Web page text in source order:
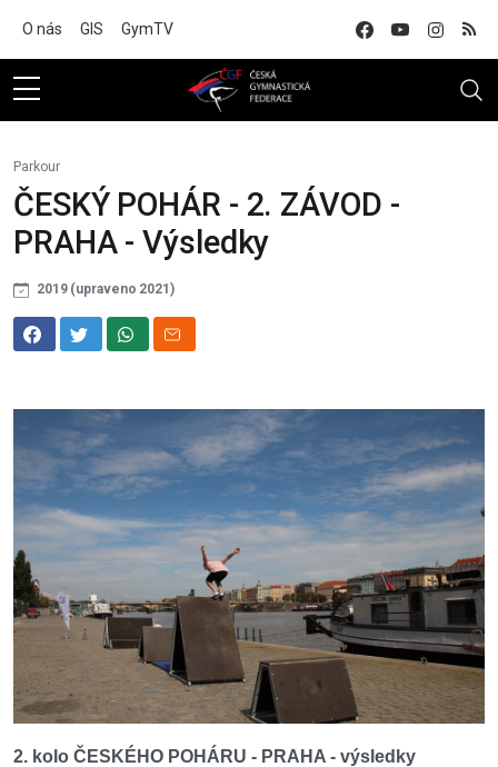
O nás GIS GymTV
Parkour
ČESKÝ POHÁR - 2. ZÁVOD -
PRAHA - Výsledky
2019 (upraveno 2021)
2. kolo ČESKÉHO POHÁRU - PRAHA - výsledky